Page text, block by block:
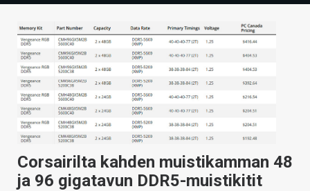
TECHBBS
TIETOA
HINTA.FI
KAUPPA
VAIHDA TEEMA
Corsairilta kahden muistikamman 48
ja 96 gigatavun DDR5-muistikitit